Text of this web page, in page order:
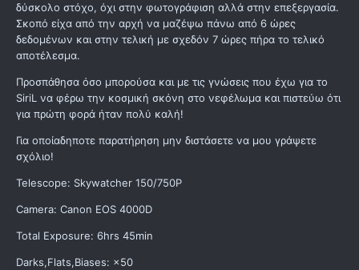
δύσκολο στόχο, όχι στην φωτογράφιση αλλά στην επεξεργασία.
Σκοπό είχα από την αρχή να μαζέψω πάνω από 6 ώρες
δεδομένων και στην τελική με σχεδόν 7 ώρες πήρα το τελικό
αποτέλεσμα.
Προσπάθησα όσο μπορούσα και με τις γνώσεις που έχω για το
SiriL να φέρω την κοσμική σκόνη στο νεφέλωμα και πιστεύω ότι
για πρώτη φορά ήταν πολύ καλή!
Για οποίαδηποτε παρατήρηση μην διστάσετε να μου γράψετε
σχόλιο!
Telescope: Skywatcher 150/750P
Camera: Canon EOS 4000D
Total Exposure: 6hrs 45min
Darks,Flats,Biases: ×50